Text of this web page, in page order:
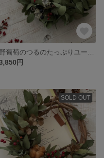
円
SOLD OUT